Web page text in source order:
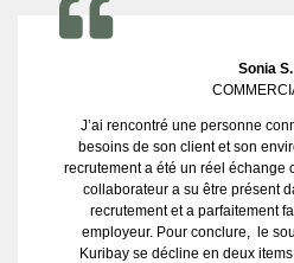
Sonia S.
J’ai rencontré une personne
besoins de son client et son
recrutement a été un réel échange
collaborateur a su être présent
recrutement et a parfaitement
employeur. Pour conclure, le
Kuribay se décline en deux